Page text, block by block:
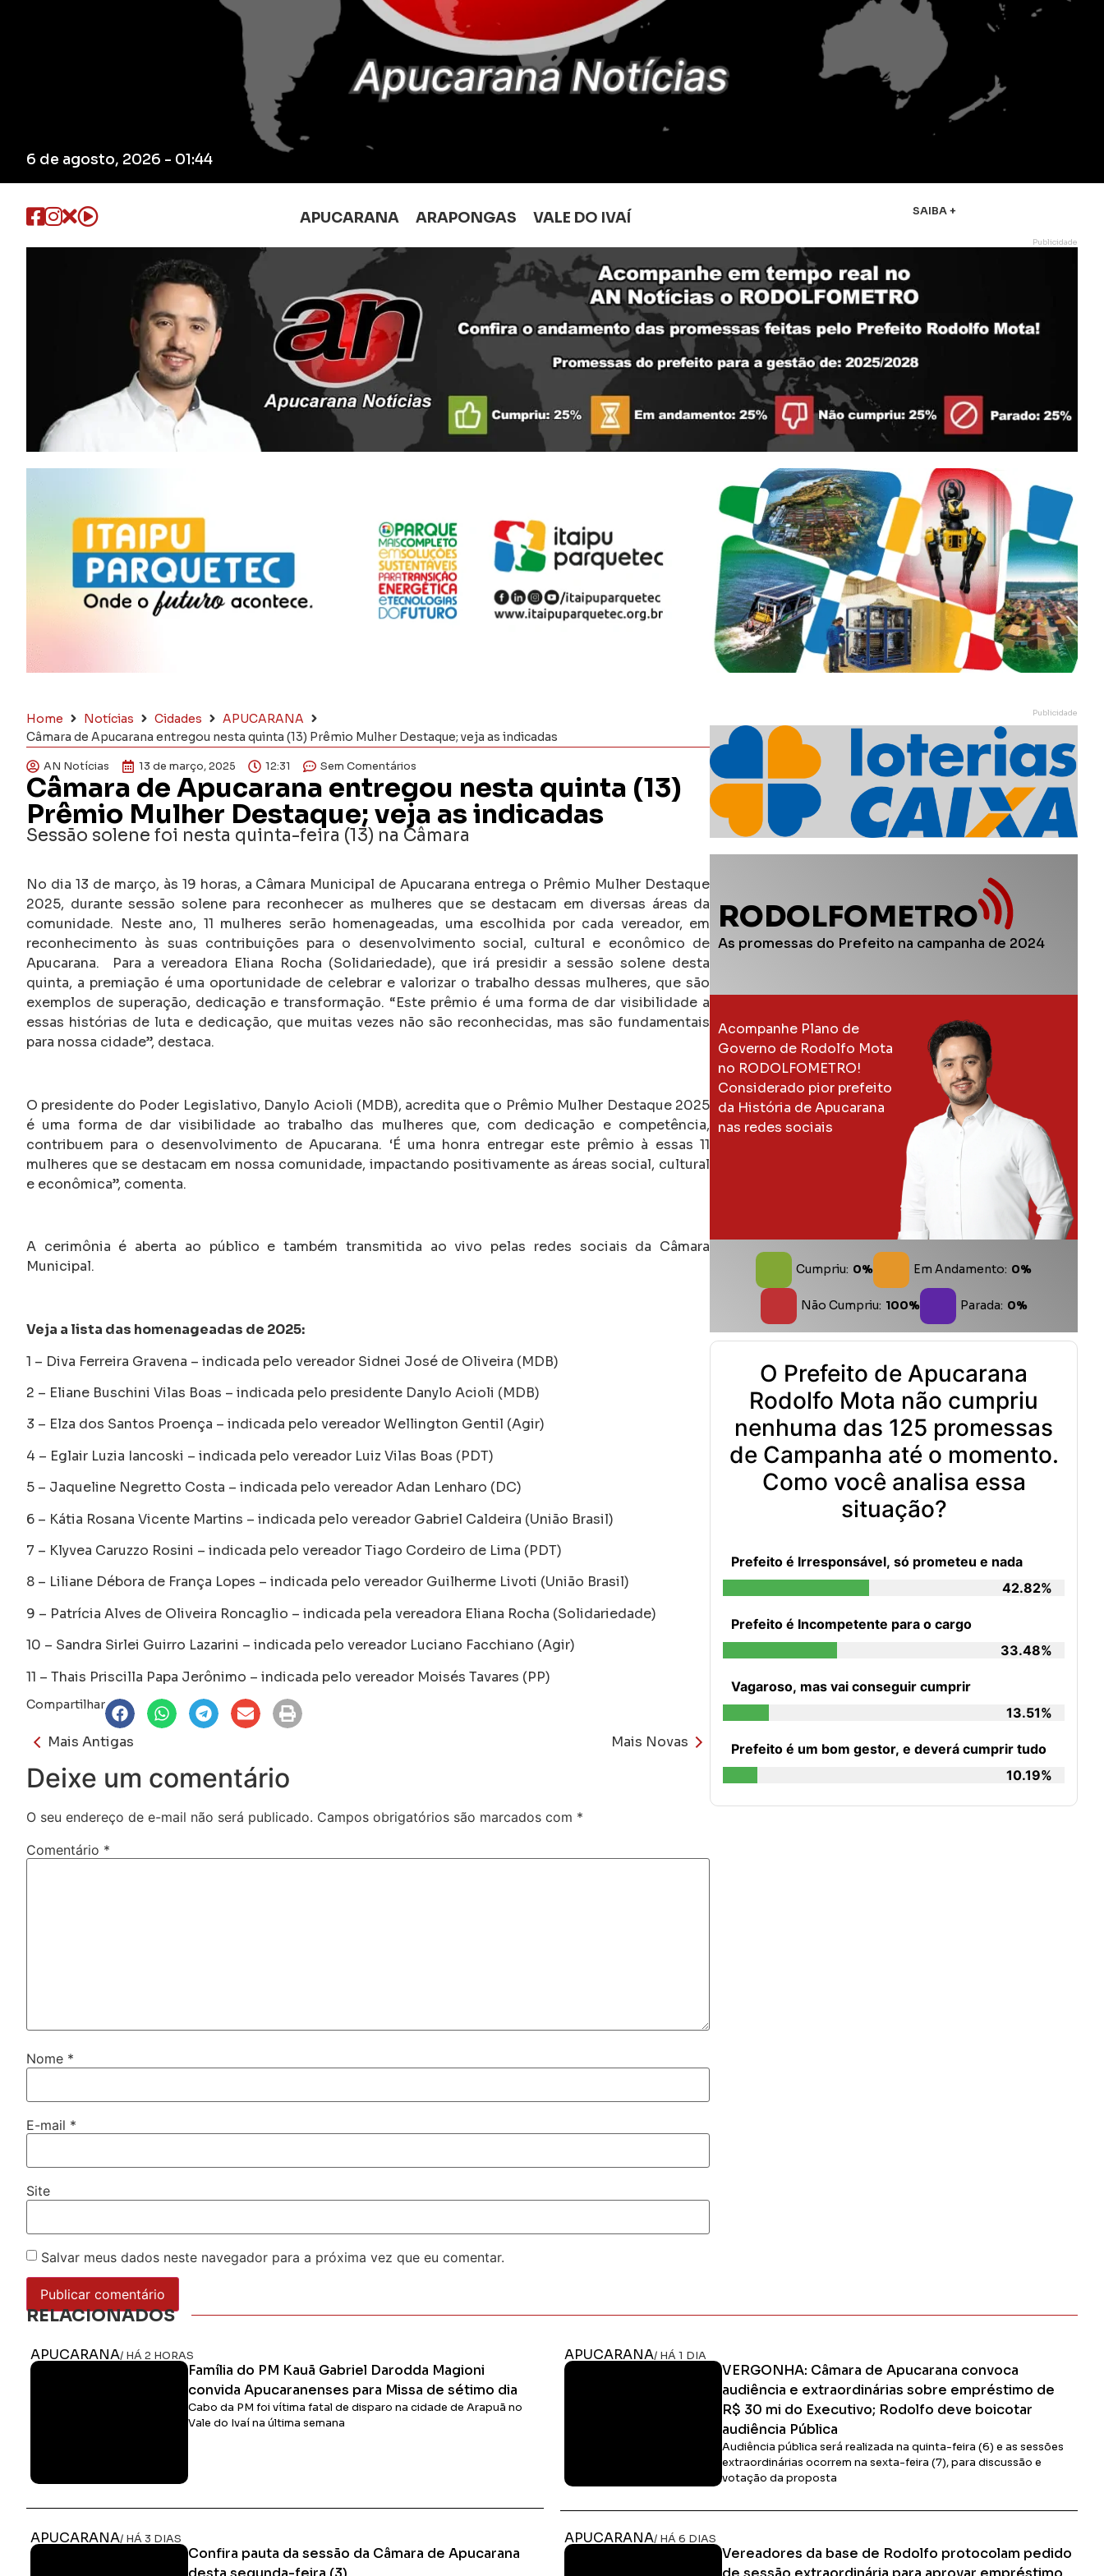
6 de agosto, 2026 - 01:44
APUCARANA ARAPONGAS VALE DO IVAÍ SAIBA +
Publicidade
Home Notícias Cidades
APUCARANA
Câmara de Apucarana entregou nesta quinta (13) Prêmio Mulher Destaque; veja as indicadas
AN Notícias 13 de março, 2025 12:31 Sem Comentários
Câmara de Apucarana entregou nesta quinta (13)
Prêmio Mulher Destaque; veja as indicadas
Sessão solene foi nesta quinta-feira (13) na Câmara
No dia 13 de março, às 19 horas, a Câmara Municipal de Apucarana entrega o Prêmio Mulher Destaque
2025, durante sessão solene para reconhecer as mulheres que se destacam em diversas áreas da
comunidade. Neste ano, 11 mulheres serão homenageadas, uma escolhida por cada vereador, em
reconhecimento às suas contribuições para o desenvolvimento social, cultural e econômico de
Apucarana. Para a vereadora Eliana Rocha (Solidariedade), que irá presidir a sessão solene desta
quinta, a premiação é uma oportunidade de celebrar e valorizar o trabalho dessas mulheres, que são
exemplos de superação, dedicação e transformação. “Este prêmio é uma forma de dar visibilidade a
essas histórias de luta e dedicação, que muitas vezes não são reconhecidas, mas são fundamentais
para nossa cidade”, destaca.
O presidente do Poder Legislativo, Danylo Acioli (MDB), acredita que o Prêmio Mulher Destaque 2025
é uma forma de dar visibilidade ao trabalho das mulheres que, com dedicação e competência,
contribuem para o desenvolvimento de Apucarana. ‘É uma honra entregar este prêmio à essas 11
mulheres que se destacam em nossa comunidade, impactando positivamente as áreas social, cultural
e econômica”, comenta.
A cerimônia é aberta ao público e também transmitida ao vivo pelas redes sociais da Câmara
Municipal.
Veja a lista das homenageadas de 2025:
1 – Diva Ferreira Gravena – indicada pelo vereador Sidnei José de Oliveira (MDB)
2 – Eliane Buschini Vilas Boas – indicada pelo presidente Danylo Acioli (MDB)
3 – Elza dos Santos Proença – indicada pelo vereador Wellington Gentil (Agir)
4 – Eglair Luzia Iancoski – indicada pelo vereador Luiz Vilas Boas (PDT)
5 – Jaqueline Negretto Costa – indicada pelo vereador Adan Lenharo (DC)
6 – Kátia Rosana Vicente Martins – indicada pelo vereador Gabriel Caldeira (União Brasil)
7 – Klyvea Caruzzo Rosini – indicada pelo vereador Tiago Cordeiro de Lima (PDT)
8 – Liliane Débora de França Lopes – indicada pelo vereador Guilherme Livoti (União Brasil)
9 – Patrícia Alves de Oliveira Roncaglio – indicada pela vereadora Eliana Rocha (Solidariedade)
10 – Sandra Sirlei Guirro Lazarini – indicada pelo vereador Luciano Facchiano (Agir)
11 – Thais Priscilla Papa Jerônimo – indicada pelo vereador Moisés Tavares (PP)
Compartilhar
Mais Antigas Mais Novas
Deixe um comentário
O seu endereço de e-mail não será publicado. Campos obrigatórios são marcados com *
Comentário *
Nome *
E-mail *
Site
Salvar meus dados neste navegador para a próxima vez que eu comentar.
Publicidade
RODOLFOMETRO
As promessas do Prefeito na campanha de 2024
Acompanhe Plano de
Governo de Rodolfo Mota
no RODOLFOMETRO!
Considerado pior prefeito
da História de Apucarana
nas redes sociais
Cumpriu: 0% Em Andamento: 0%
Não Cumpriu: 100% Parada: 0%
O Prefeito de Apucarana
Rodolfo Mota não cumpriu
nenhuma das 125 promessas
de Campanha até o momento.
Como você analisa essa
situação?
Prefeito é Irresponsável, só prometeu e nada
42.82%
Prefeito é Incompetente para o cargo
33.48%
Vagaroso, mas vai conseguir cumprir
13.51%
Prefeito é um bom gestor, e deverá cumprir tudo
10.19%
RELACIONADOS
APUCARANA/ HÁ 2 HORAS
Família do PM Kauã Gabriel Darodda Magioni
convida Apucaranenses para Missa de sétimo dia
Cabo da PM foi vítima fatal de disparo na cidade de Arapuã no
Vale do Ivaí na última semana
APUCARANA/ HÁ 1 DIA
VERGONHA: Câmara de Apucarana convoca
audiência e extraordinárias sobre empréstimo de
R$ 30 mi do Executivo; Rodolfo deve boicotar
audiência Pública
Audiência pública será realizada na quinta-feira (6) e as sessões
extraordinárias ocorrem na sexta-feira (7), para discussão e
votação da proposta
APUCARANA/ HÁ 3 DIAS
Confira pauta da sessão da Câmara de Apucarana
APUCARANA/ HÁ 6 DIAS
Vereadores da base de Rodolfo protocolam pedido